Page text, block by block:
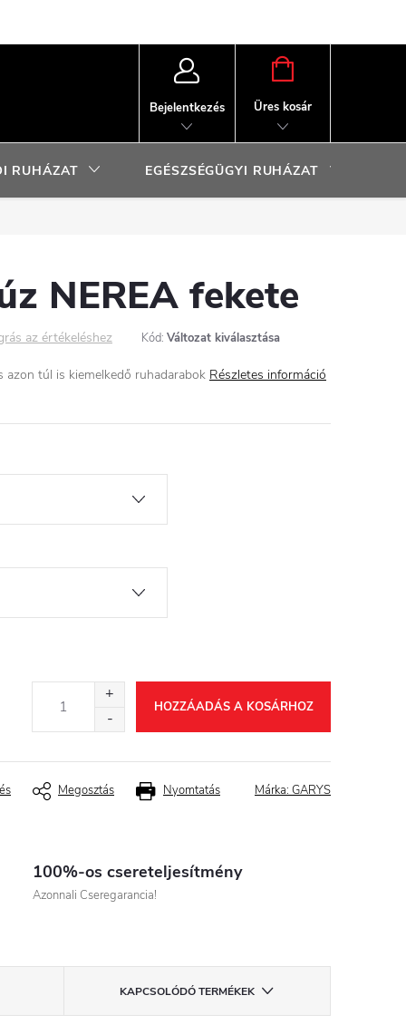
Bejelentkezés
KOSÁR
Üres kosár
RUHÁZAT EGÉSZSÉGÜGYI RUHÁZAT
NEREA fekete
az értékeléshez Kód: Változat kiválasztása
túl is kiemelkedő ruhadarabok Részletes információ
HOZZÁADÁS A KOSÁRHOZ
Nyomtatás
Megosztás Márka: GARYS
100%-os csereteljesítmény
Azonnali Cseregarancia!
KAPCSOLÓDÓ TERMÉKEK